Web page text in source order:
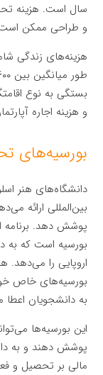
سال است. هزینه
و طراحی ممکن است
هزینه‌های زندگی
بستگی به نوع
و هزینه اجاره
بورسیه‌های
دانشگاه‌های هنر
بین‌المللی ارائه
پوشش دهد. برنامه
بورسیه است که به
اروپایی را می‌دهد.
بورسیه‌های خاص
به دانشجویان اعطا
این بورسیه‌ها
پوشش دهند و به
مالی بر تحصیل و